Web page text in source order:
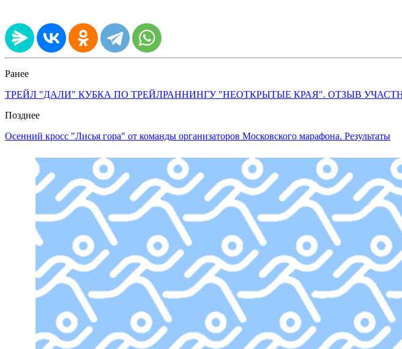
Ранее
ТРЕЙЛ "ДАЛИ" КУБКА ПО ТРЕЙЛРАННИНГУ "НЕОТКРЫТЫЕ КРАЯ". ОТЗЫВ
Позднее
Осенний кросс "Лисья гора" от команды организаторов Московского марафона. Результаты